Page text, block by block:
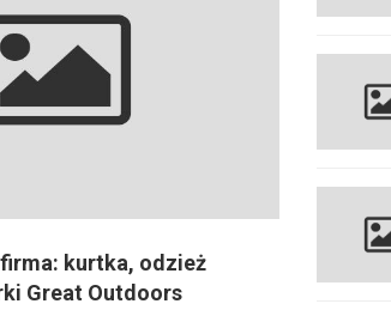
kurtka, odzież
Great Outdoors